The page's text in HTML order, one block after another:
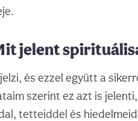
jelent
és ezzel együtt a
szerint ez azt is
tetteiddel és